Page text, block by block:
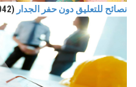
نصائح للتعليق دون حفر الجدار (56٬042)